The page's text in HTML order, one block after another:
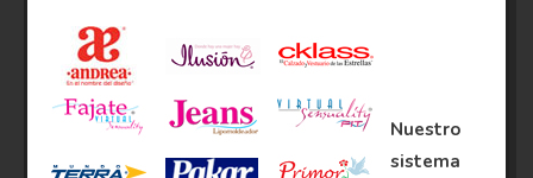
Nuestro
sistema